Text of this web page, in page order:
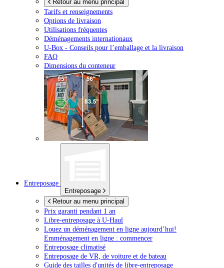
Retour au menu principal
Tarifs et renseignements
Options de livraison
Utilisations fréquentes
Déménagements internationaux
U-Box - Conseils pour l’emballage et la livraison
FAQ
Dimensions du conteneur
Entreposage
Entreposage
Retour au menu principal
Prix garanti pendant 1 an
Libre-entreposage à U-Haul
Louez un déménagement en ligne aujourd’hui!
Emménagement en ligne : commencer
Entreposage climatisé
Entreposage de VR, de voiture et de bateau
Guide des tailles d'unités de libre-entreposage